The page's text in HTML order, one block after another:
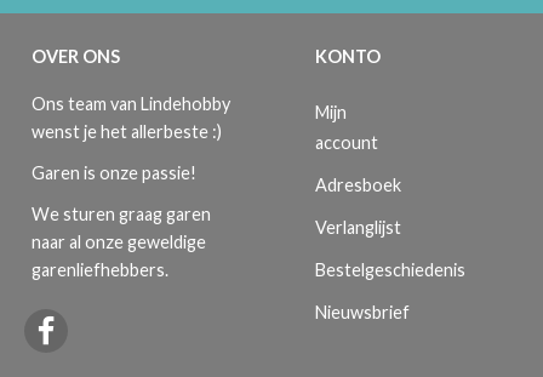
OVER ONS
Ons team van Lindehobby
wenst je het allerbeste :)
Garen is onze passie!
We sturen graag garen
naar al onze geweldige
garenliefhebbers.
KONTO
Mijn
account
Adresboek
Verlanglijst
Bestelgeschiedenis
Nieuwsbrief